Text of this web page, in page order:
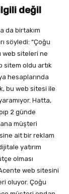
değil
da birtakım
söyledi: “Çoğu
web siteleri ne
sitem oldu artık
hesaplarında
bu web sitesi ile
Hatta,
2 günde
müşteri
ait bir reklam
yatırım
olması
web sitesini
oluyor. Çoğu